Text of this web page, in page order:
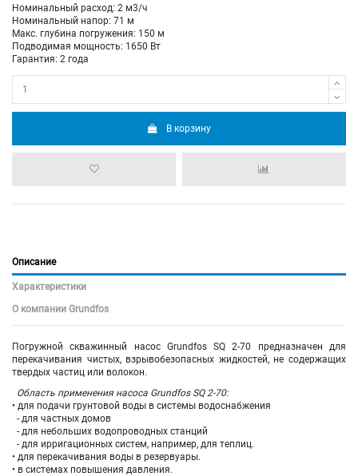
Номинальный расход: 2 м3/ч
Номинальный напор: 71 м
Макс. глубина погружения: 150 м
Подводимая мощность: 1650 Вт
Гарантия: 2 года
В корзину
Описание
Характеристики
О компании Grundfos
Погружной скважинный насос Grundfos SQ 2-70 предназначен для
перекачивания чистых, взрывобезопасных жидкостей, не содержащих
твердых частиц или волокон.
Область применения насоса Grundfos SQ 2-70:
• для подачи грунтовой воды в системы водоснабжения
- для частных домов
- для небольших водопроводных станций
- для ирригационных систем, например, для теплиц.
• для перекачивания воды в резервуары.
• в системах повышения давления.